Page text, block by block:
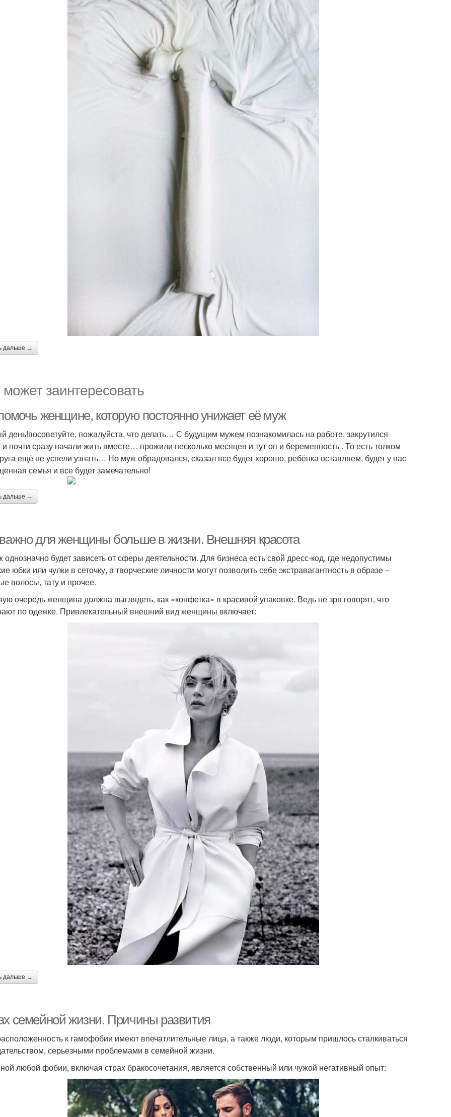
дальше →
заинтересовать
женщине, которую постоянно унижает её муж
день!посоветуйте, пожалуйста, что делать… С будущим мужем познакомилась на работе, закрутился
почти сразу начали жить вместе… прожили несколько месяцев и тут оп и беременность . То есть толком
ещё не успели узнать… Но муж обрадовался, сказал все будет хорошо, ребёнка оставляем, будет у нас
семья и все будет замечательно!
дальше →
для женщины больше в жизни. Внешняя красота
будет зависеть от сферы деятельности. Для бизнеса есть свой дресс-код, где недопустимы
юбки или чулки в сеточку, а творческие личности могут позволить себе экстравагантность в образе –
волосы, тату и прочее.
очередь женщина должна выглядеть, как «конфетка» в красивой упаковке. Ведь не зря говорят, что
по одежке. Привлекательный внешний вид женщины включает:
дальше →
семейной жизни. Причины развития
к гамофобии имеют впечатлительные лица, а также люди, которым пришлось сталкиваться
серьезными проблемами в семейной жизни.
любой фобии, включая страх бракосочетания, является собственный или чужой негативный опыт: